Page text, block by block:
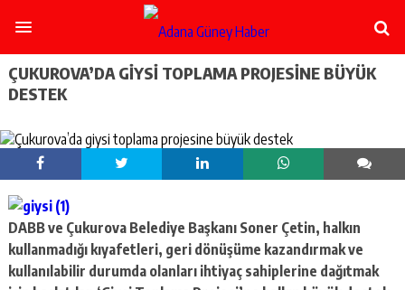
escort
ataşehir
escort
escort
-
ümraniye
escort
mecidiyeköy
ÇUKUROVA’DA GIYSI TOPLAMA PROJESINE BÜYÜK
DESTEK
DABB ve Çukurova Belediye Başkanı Soner Çetin, halkın
kullanmadığı kıyafetleri, geri dönüşüme kazandırmak ve
kullanılabilir durumda olanları ihtiyaç sahiplerine dağıtmak